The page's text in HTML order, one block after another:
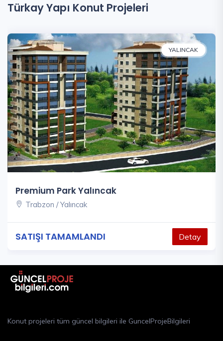
Türkay Yapı Konut Projeleri
YALINCAK
Premium Park Yalıncak
Trabzon / Yalıncak
SATIŞI TAMAMLANDI Detay
Konut projeleri tüm güncel bilgileri ile GuncelProjeBilgileri